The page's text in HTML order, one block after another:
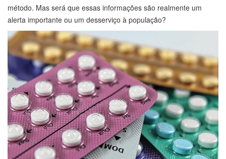
método. Mas será que essas informações são realmente um
alerta importante ou um desserviço à população?